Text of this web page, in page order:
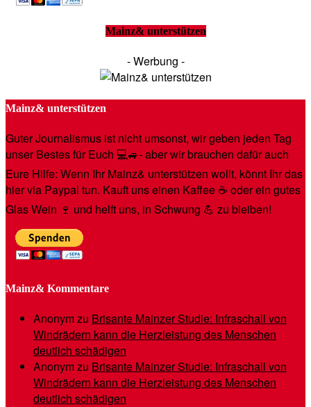
Mainz& unterstützen
- Werbung -
Mainz& unterstützen
Guter Journalismus ist nicht umsonst, wir geben jeden Tag
unser Bestes für Euch 💻🚙- aber wir brauchen dafür auch
Eure Hilfe: Wenn Ihr Mainz& unterstützen wollt, könnt Ihr das
hier via Paypal tun. Kauft uns einen Kaffee ☕️ oder ein gutes
Glas Wein 🍷 und helft uns, in Schwung 💪 zu bleiben!
Mainz& Kommentare
Anonymzu Brisante Mainzer Studie: Infraschall von
Windrädern kann die Herzleistung des Menschen
deutlich schädigen
Anonymzu Brisante Mainzer Studie: Infraschall von
Windrädern kann die Herzleistung des Menschen
deutlich schädigen